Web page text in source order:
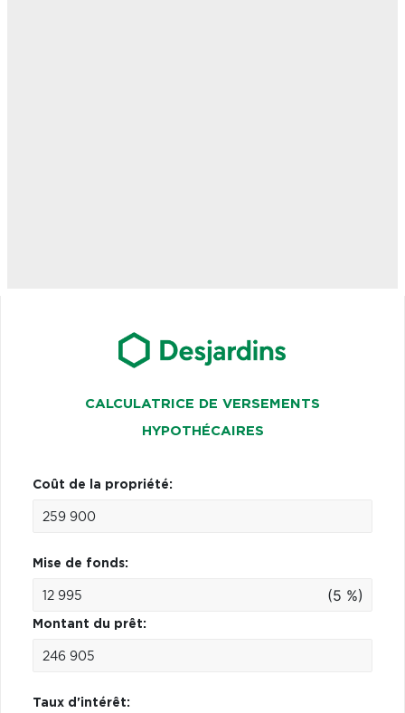
CALCULATRICE DE VERSEMENTS
HYPOTHÉCAIRES
Coût de la propriété:
Mise de fonds:
(5 %)
Montant du prêt:
Taux d'intérêt: